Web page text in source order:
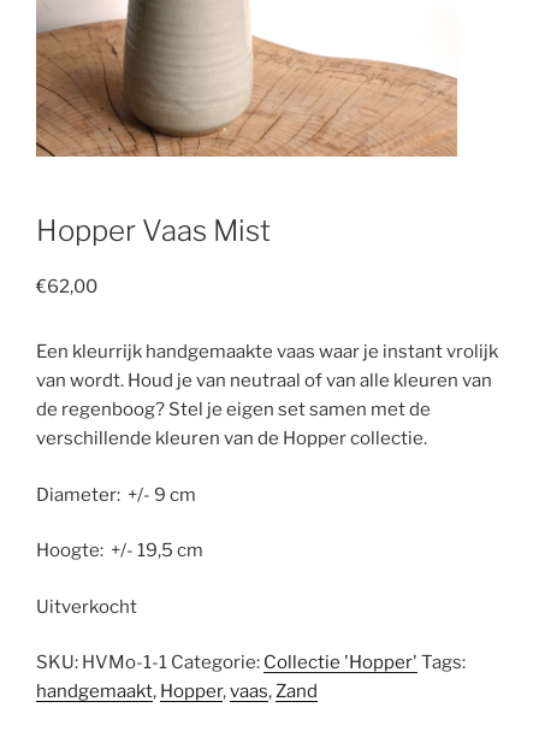
Hopper Vaas Mist
€62,00
Een kleurrijk handgemaakte vaas waar je instant vrolijk
van wordt. Houd je van neutraal of van alle kleuren van
de regenboog? Stel je eigen set samen met de
verschillende kleuren van de Hopper collectie.
Diameter: +/- 9 cm
Hoogte: +/- 19,5 cm
Uitverkocht
SKU: HVMo-1-1 Categorie: Collectie 'Hopper' Tags:
handgemaakt, Hopper,vaas,Zand